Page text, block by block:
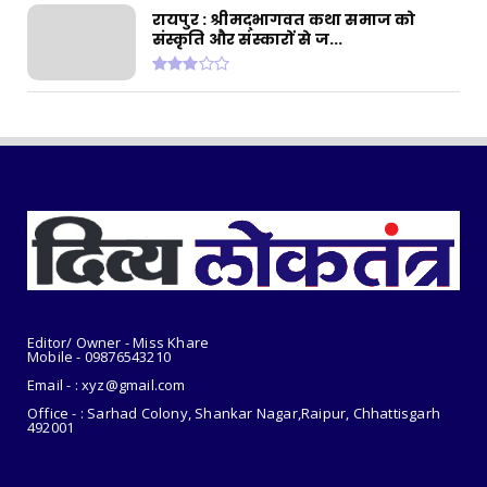
CHHATTISGARH
रायपुर : सुतियापाट लिंक केनाल के कार्यों के लिए
2.66 करोड़ र...
रायपुर : राजस्व मामलों में देरी बर्दाश्त नहीं, समय पर
रायपुर : श्रीमद्भागवत कथा समाज को
संस्कृति और संस्कारों से ज...
Editor/ Owner - Miss Khare
Mobile - 09876543210
Email - : xyz@gmail.com
Office - : Sarhad Colony, Shankar Nagar,Raipur, Chhattisgarh
492001